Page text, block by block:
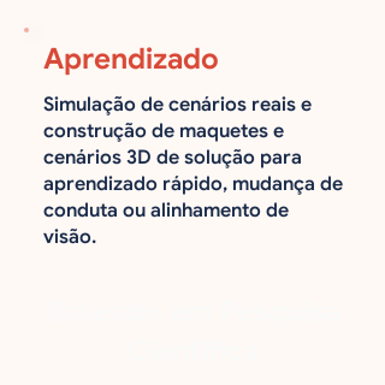
Aprendizado
Simulação de cenários reais e
construção de maquetes e
cenários 3D de solução para
aprendizado rápido, mudança de
conduta ou alinhamento de
visão.